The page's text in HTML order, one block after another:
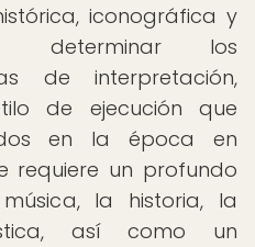
iconográfica y
determinar los
de interpretación,
de ejecución que
en la época en
requiere un profundo
la historia, la
así como un